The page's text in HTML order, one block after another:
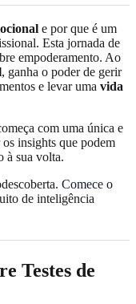
e por que é um
Esta jornada de
empoderamento. Ao
, ganha o poder de gerir
e levar uma vida
com uma única e
insights que podem
à sua volta.
Comece o
de inteligência
Testes de